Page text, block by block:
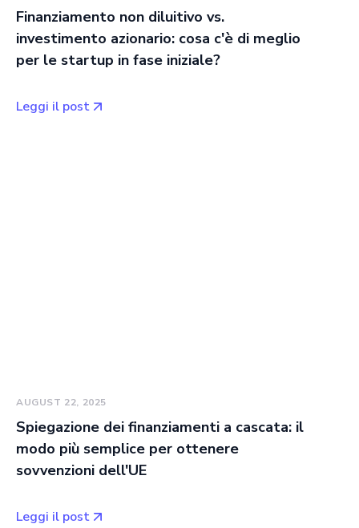
Finanziamento non diluitivo vs.
investimento azionario: cosa c'è di meglio
per le startup in fase iniziale?
Leggi il post
AUGUST 22, 2025
Spiegazione dei finanziamenti a cascata: il
modo più semplice per ottenere
sovvenzioni dell'UE
Leggi il post